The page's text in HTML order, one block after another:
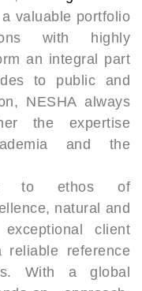
valuable portfolio
with highly
an integral part
to public and
NESHA always
the expertise
and the
to ethos of
natural and
client
reference
With a global